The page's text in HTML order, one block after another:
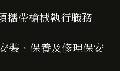
攜帶槍械執行職務
裝、保養及修理保安